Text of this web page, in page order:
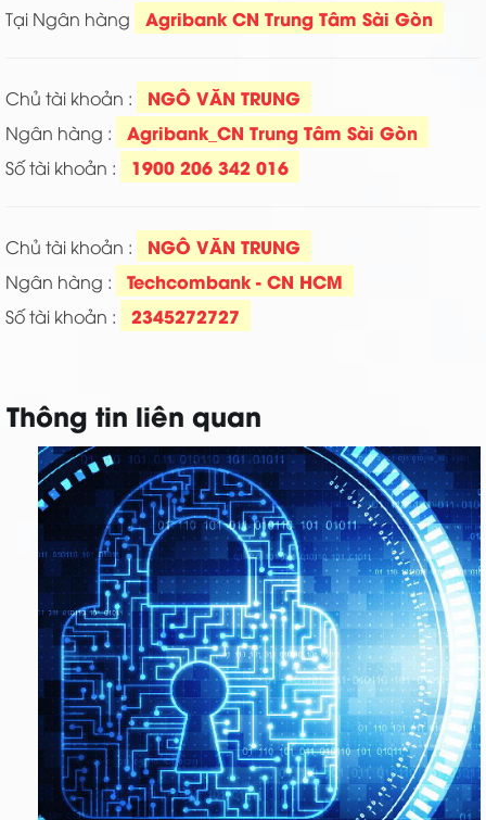
Tại Ngân hàng Agribank CN Trung Tâm Sài Gòn
Chủ tài khoản : NGÔ VĂN TRUNG
Ngân hàng : Agribank_CN Trung Tâm Sài Gòn
Số tài khoản : 1900 206 342 016
Chủ tài khoản : NGÔ VĂN TRUNG
Ngân hàng : Techcombank - CN HCM
Số tài khoản : 2345272727
Thông tin liên quan